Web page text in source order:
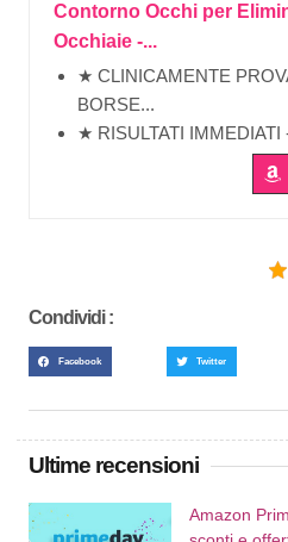
Contorno Occhi per
Occhiaie -...
★ CLINICAMENTE
BORSE...
★ RISULTATI IMMEDIATI
Condividi :
Facebook Twitter
Ultime recensioni
Amazon